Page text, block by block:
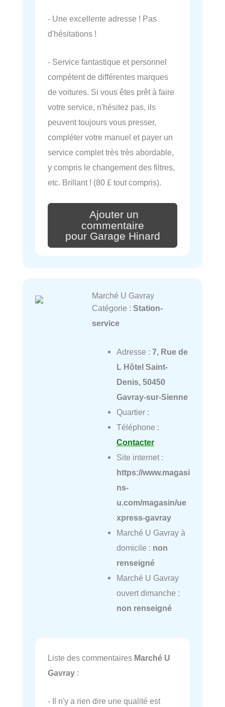
- Une excellente adresse ! Pas
d'hésitations !
- Service fantastique et personnel
compétent de différentes marques
de voitures. Si vous êtes prêt à faire
votre service, n'hésitez pas, ils
peuvent toujours vous presser,
compléter votre manuel et payer un
service complet très très abordable,
y compris le changement des filtres,
etc. Brillant ! (80 £ tout compris).
Ajouter un
commentaire
pour Garage Hinard
Marché U Gavray
Catégorie : Station-
service
Adresse : 7, Rue de
L Hôtel Saint-
Denis, 50450
Gavray-sur-Sienne
Quartier :
Téléphone :
Contacter
Site internet :
https://www.magasi
ns-
u.com/magasin/ue
xpress-gavray
Marché U Gavray à
domicile : non
renseigné
Marché U Gavray
ouvert dimanche :
non renseigné
Liste des commentaires Marché U
Gavray :
- Il n'y a rien dire une qualité est